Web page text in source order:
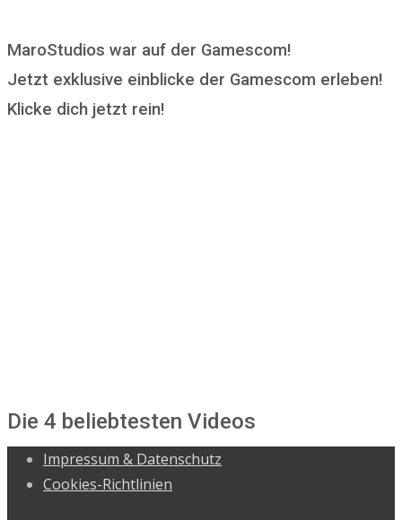
MaroStudios war auf der Gamescom!
Jetzt exklusive einblicke der Gamescom erleben!
Klicke dich jetzt rein!
Die 4 beliebtesten Videos
Impressum & Datenschutz
Cookies-Richtlinien